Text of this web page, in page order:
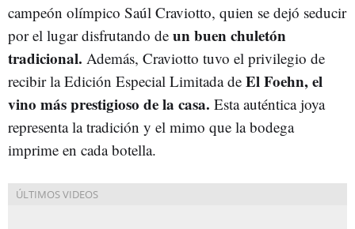
campeón olímpico Saúl Craviotto, quien se dejó seducir
por el lugar disfrutando de un buen chuletón
tradicional. Además, Craviotto tuvo el privilegio de
recibir la Edición Especial Limitada de El Foehn, el
vino más prestigioso de la casa. Esta auténtica joya
representa la tradición y el mimo que la bodega
imprime en cada botella.